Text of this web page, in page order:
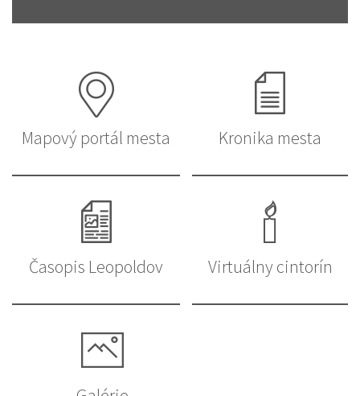
Mapový portál mesta Kronika mesta
Časopis Leopoldov Virtuálny cintorín